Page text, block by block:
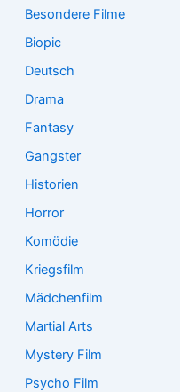
Besondere Filme
Biopic
Deutsch
Drama
Fantasy
Gangster
Historien
Horror
Komödie
Kriegsfilm
Mädchenfilm
Martial Arts
Mystery Film
Psycho Film